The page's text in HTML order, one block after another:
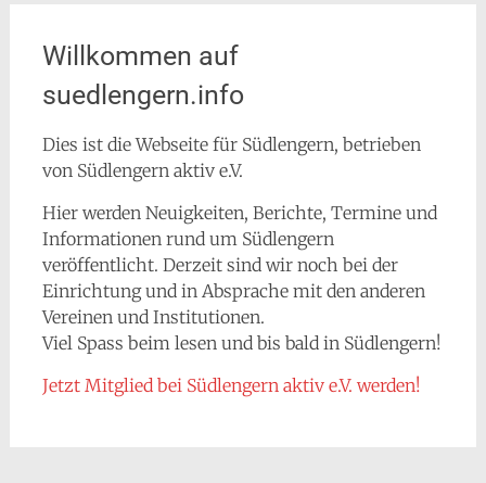
Willkommen auf
suedlengern.info
Dies ist die Webseite für Südlengern, betrieben
von Südlengern aktiv e.V.
Hier werden Neuigkeiten, Berichte, Termine und
Informationen rund um Südlengern
veröffentlicht. Derzeit sind wir noch bei der
Einrichtung und in Absprache mit den anderen
Vereinen und Institutionen.
Viel Spass beim lesen und bis bald in Südlengern!
Jetzt Mitglied bei Südlengern aktiv e.V. werden!